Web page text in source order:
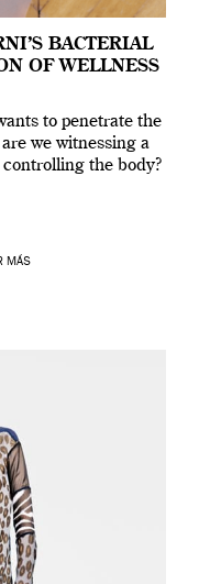
BACTERIAL
OF WELLNESS
to penetrate the
we witnessing a
the body?
MÁS